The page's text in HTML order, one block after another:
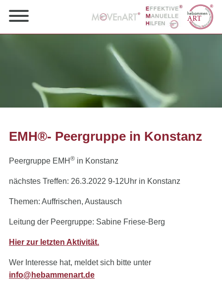
EMH®- Peergruppe in Konstanz
Peergruppe EMH ® in Konstanz
nächstes Treffen: 26.3.2022 9-12Uhr in Konstanz
Themen: Auffrischen, Austausch
Leitung der Peergruppe: Sabine Friese-Berg
Hier zur letzten Aktivität.
Wer Interesse hat, meldet sich bitte unter
info@hebammenart.de